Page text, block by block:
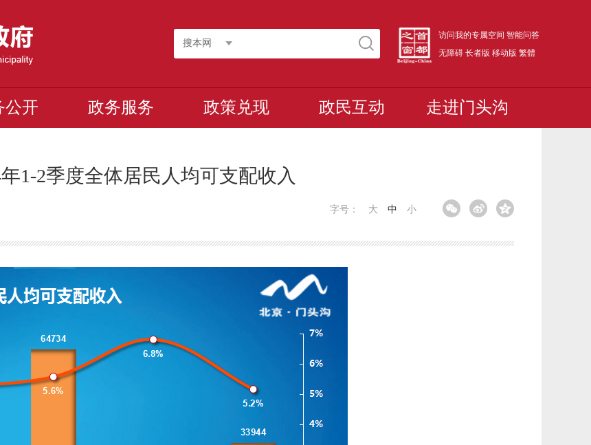
搜本网
访问我的专属空间 智能问答
无障碍 长者版 移动版 繁體
公开 政务服务 政策兑现 政民互动 走进门头沟
年1-2季度全体居民人均可支配收入
字号： 大 中 小